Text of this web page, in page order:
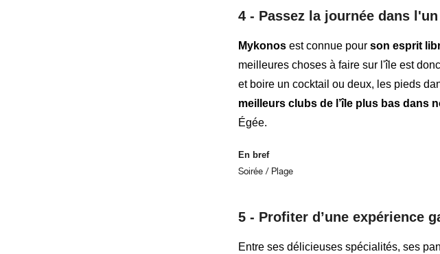
4 - Passez la journée dans
Mykonos est connue pour son esprit
meilleures choses à faire sur l'île est
et boire un cocktail ou deux, les pieds
meilleurs clubs de l’île plus bas dans
Égée.
En bref
Soirée / Plage
5 - Profiter d’une expérience
Entre ses délicieuses spécialités, ses